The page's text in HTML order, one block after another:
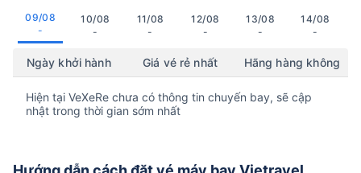
09/08
-
10/08
-
11/08
-
12/08
-
13/08
-
14/08
-
Ngày khởi hành Giá vé rẻ nhất Hãng hàng không
Hiện tại VeXeRe chưa có thông tin chuyến bay, sẽ cập
nhật trong thời gian sớm nhất